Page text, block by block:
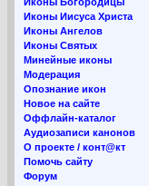
Иконы Иисуса Христа
Иконы Ангелов
Иконы Святых
Минейные иконы
Модерация
Опознание икон
Новое на сайте
Оффлайн-каталог
Аудиозаписи канонов
О проекте / конт@кт
Помочь сайту
Форум